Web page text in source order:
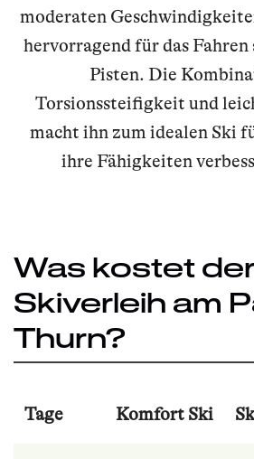
moderaten
hervorragend für das
Pisten. Die
Torsionssteifigkeit und
macht ihn zum idealen Ski
ihre Fähigkeiten
Was kostet
Skiverleih am
Thurn?
Tage Komfort Ski